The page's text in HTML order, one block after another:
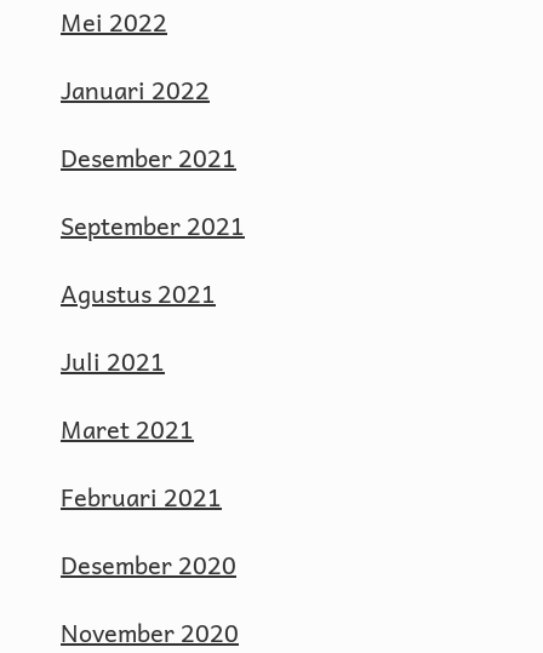
Mei 2022
Januari 2022
Desember 2021
September 2021
Agustus 2021
Juli 2021
Maret 2021
Februari 2021
Desember 2020
November 2020